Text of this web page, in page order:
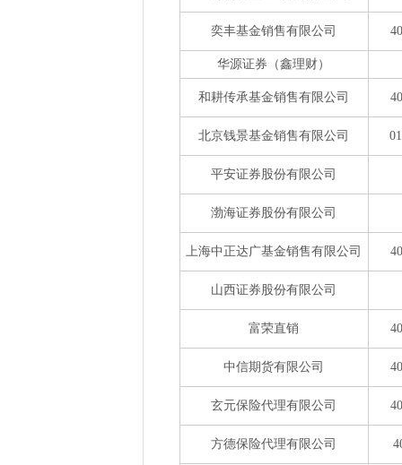
奕丰基金销售有限公司
华源证券（鑫理财）
和耕传承基金销售有限公司
北京钱景基金销售有限公司
平安证券股份有限公司
渤海证券股份有限公司
上海中正达广基金销售有限公司
山西证券股份有限公司
富荣直销
中信期货有限公司
玄元保险代理有限公司
方德保险代理有限公司